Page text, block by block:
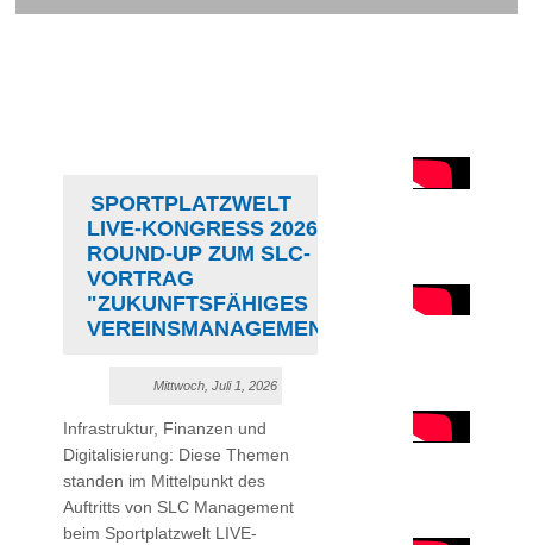
SPORTPLATZWELT
LIVE-KONGRESS 2026 //
ROUND-UP ZUM SLC-
VORTRAG
"ZUKUNFTSFÄHIGES
VEREINSMANAGEMENT"
Mittwoch, Juli 1, 2026
Infrastruktur, Finanzen und
Digitalisierung: Diese Themen
standen im Mittelpunkt des
Auftritts von SLC Management
beim Sportplatzwelt LIVE-